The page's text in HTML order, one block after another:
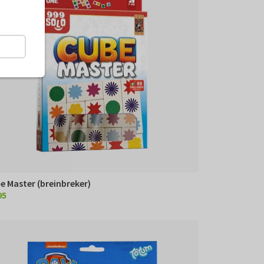
Master (breinbreker)